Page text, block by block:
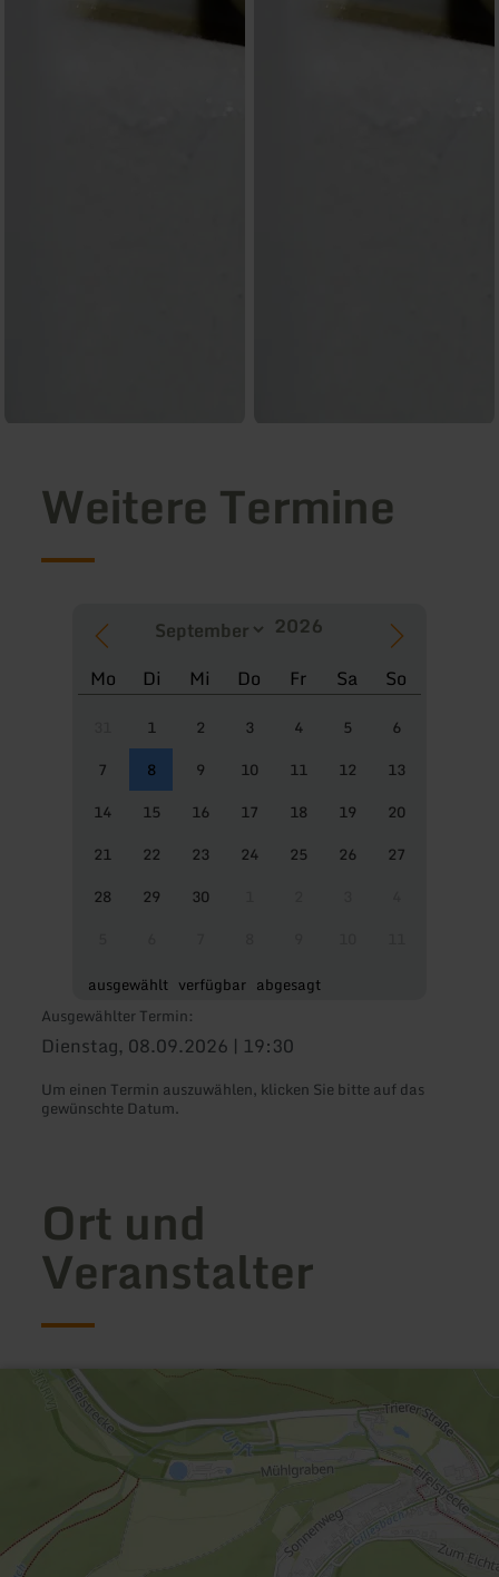
Weitere Termine
Mo Di Mi Do Fr Sa So
1 2 3 4 5
6
7
8 9 10 11 12
13
14
15 16 17 18 19
20
21
22 23 24 25 26
27
28
29 30
ausgewählt verfügbar abgesagt
Ausgewählter Termin:
Dienstag, 08.09.2026 | 19:30
Um einen Termin auszuwählen, klicken Sie bitte auf das
gewünschte Datum.
Ort und
Veranstalter